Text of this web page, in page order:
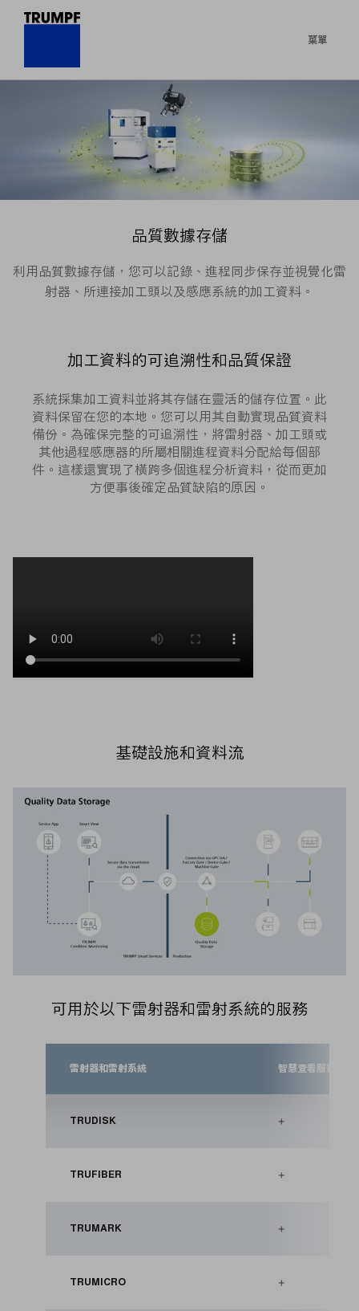
菜單
品質數據存儲
利用品質數據存儲，您可以記錄、進程同步保存並視覺化雷
射器、所連接加工頭以及感應系統的加工資料。
加工資料的可追溯性和品質保證
系統採集加工資料並將其存儲在靈活的儲存位置。此
資料保留在您的本地。您可以用其自動實現品質資料
備份。為確保完整的可追溯性，將雷射器、加工頭或
其他過程感應器的所屬相關進程資料分配給每個部
件。這樣還實現了橫跨多個進程分析資料，從而更加
方便事後確定品質缺陷的原因。
基礎設施和資料流
可用於以下雷射器和雷射系統的服務
雷射器和雷射系統 智慧查看服務
TRUDISK +
TRUFIBER +
TRUMARK +
TRUMICRO +